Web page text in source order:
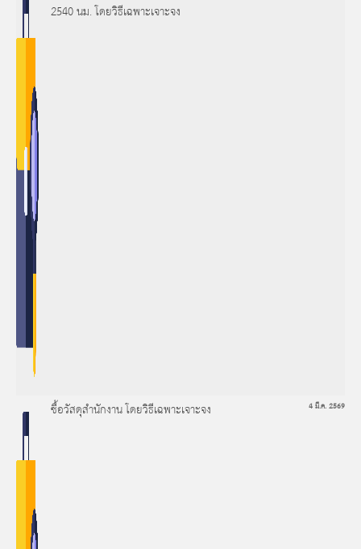
2540 นม. โดยวิธีเฉพาะเจาะจง
ซื้อวัสดุสำนักงาน โดยวิธีเฉพาะเจาะจง 4 มี.ค. 2569